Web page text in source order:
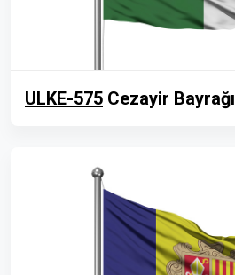
ULKE-575 Cezayir Bayrağı